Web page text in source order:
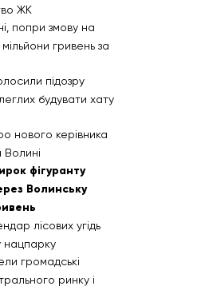
ЖК
попри змову на
гривень за
підозру
будувати хату
нового керівника
фігуранту
Волинську
лісових угідь
нацпарку
громадські
ринку і